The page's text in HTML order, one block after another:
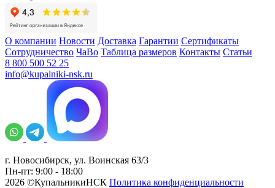
О компании Новости Доставка Гарантии Сертификаты
Сотрудничество ЧаВо Таблица размеров Контакты Статьи
8 800 500 52 25
info@kupalniki-nsk.ru
г. Новосибирск, ул. Воинская 63/3
Пн-пт: 9:00 - 18:00
2026 ©КупальникиНСК Политика конфиденциальности